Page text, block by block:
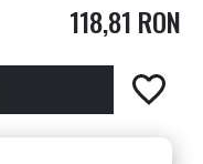
118,81 RON